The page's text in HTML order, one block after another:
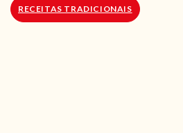
RECEITAS TRADICIONAIS